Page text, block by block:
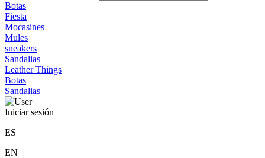
Botas
Fiesta
Mocasines
Mules
sneakers
Sandalias
Leather Things
Botas
Sandalias
Iniciar sesión
ES
EN